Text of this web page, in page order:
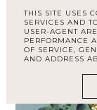
THIS SITE USES
SERVICES AND
USER-AGENT
PERFORMANCE
OF SERVICE,
AND ADDRESS